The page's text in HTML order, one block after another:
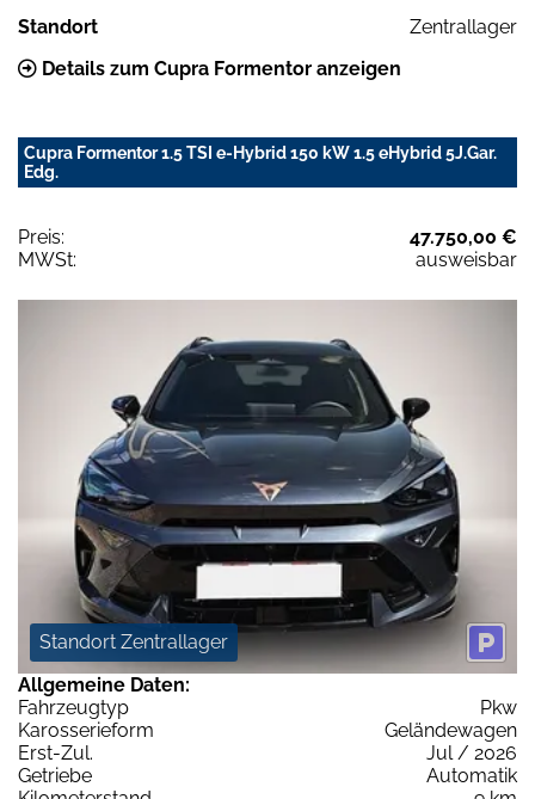
Standort
Zentrallager
Details zum Cupra Formentor anzeigen
Cupra Formentor 1.5 TSI e-Hybrid 150 kW 1.5 eHybrid 5J.Gar.
Edg.
Preis:
47.750,00 €
MWSt:
ausweisbar
Standort Zentrallager
Allgemeine Daten:
Fahrzeugtyp
Pkw
Karosserieform
Geländewagen
Erst-Zul.
Jul / 2026
Getriebe
Automatik